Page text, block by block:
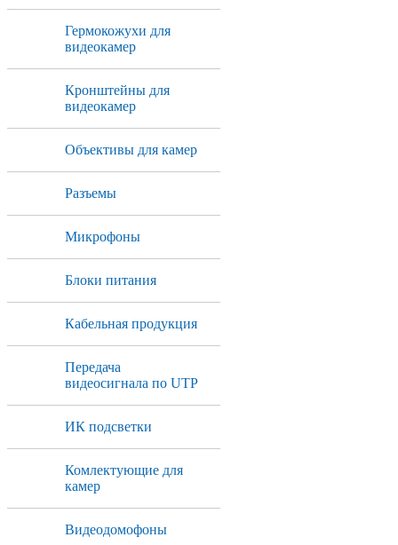
Гермокожухи для
видеокамер
Кронштейны для
видеокамер
Объективы для камер
Разъемы
Микрофоны
Блоки питания
Кабельная продукция
Передача
видеосигнала по UTP
ИК подсветки
Комлектующие для
камер
Видеодомофоны